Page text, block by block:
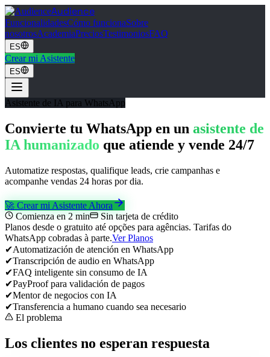
Audience
FuncionalidadesCómo funcionaSobre
nosotrosAcademiaPreciosTestimoniosFAQ
ES
Crear mi Asistente
ES
Asistente de IA para WhatsApp
Convierte tu WhatsApp en un asistente de
IA humanizado que atiende y vende 24/7
Automatize respostas, qualifique leads, crie campanhas e
acompanhe vendas 24 horas por dia.
🚀 Crear mi Asistente Ahora
Comienza en 2 min
Sin tarjeta de crédito
Planos desde o gratuito até opções para agências. Tarifas do
WhatsApp cobradas à parte.Ver Planos
✔Automatización de atención en WhatsApp
✔Transcripción de audio en WhatsApp
✔FAQ inteligente sin consumo de IA
✔PayProof para validación de pagos
✔Mentor de negocios con IA
✔Transferencia a humano cuando sea necesario
El problema
Los clientes no esperan respuesta